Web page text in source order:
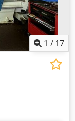
1 / 17